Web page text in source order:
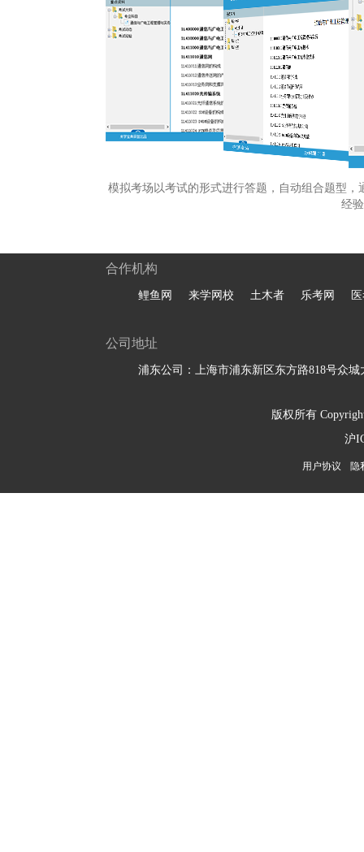
模拟考场以考试的形式进行答题，自动组合题型
经
合作机构
鲤鱼网 来学网校 土木者 乐考网
公司地址
浦东公司：上海市浦东新区东方路818号众城
版权所有
沪
用户协议 隐